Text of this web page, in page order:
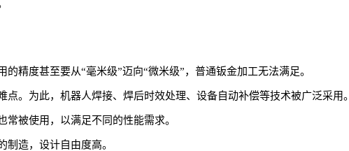
精度甚至要从“毫米级”迈向“微米级”，普通钣金加工无法满足。
。为此，机器人焊接、焊后时效处理、设备自动补偿等技术被广泛采用。
被使用，以满足不同的性能需求。
造，设计自由度高。